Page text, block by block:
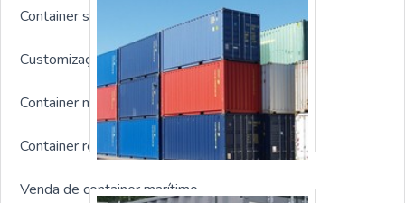
Container sob medida
Customização de container
Container modular preço
Container reefer preço
Venda de container marítimo